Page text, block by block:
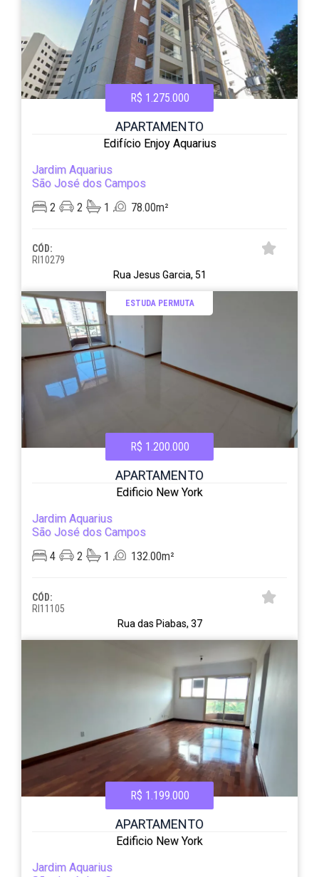
R$ 1.275.000
APARTAMENTO
Edifício Enjoy Aquarius
Jardim Aquarius
São José dos Campos
2
2 1 78.00m²
CÓD:
RI10279
Rua Jesus Garcia, 51
ESTUDA PERMUTA
R$ 1.200.000
APARTAMENTO
Edificio New York
Jardim Aquarius
São José dos Campos
4
2 1 132.00m²
CÓD:
RI11105
Rua das Piabas, 37
R$ 1.199.000
APARTAMENTO
Edificio New York
Jardim Aquarius